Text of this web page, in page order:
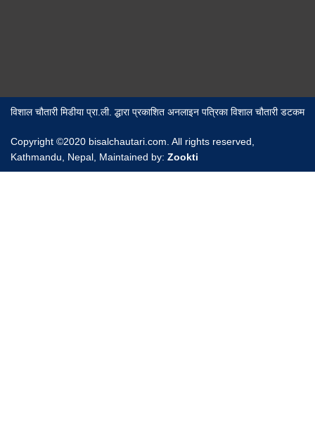
विशाल चौतारी मिडीया प्रा.ली. द्धारा प्रकाशित अनलाइन पत्रिका विशाल चौतारी डटकम
Copyright ©2020 bisalchautari.com. All rights reserved,
Kathmandu, Nepal, Maintained by: Zookti